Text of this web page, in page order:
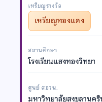
เหรียญรางวัล
เหรียญทองแดง
สถานศึกษา
โรงเรียนแสงทองวิทยา
ศูนย์ สอวน.
มหาวิทยาลัยสงขลานค